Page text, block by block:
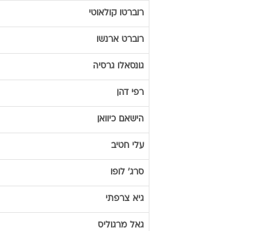
רוברטו קולאוטי
רוברט ארנשו
גונסאלו גרסיה
רפי דהן
הישאם כיוואן
עלי חטיב
סרג' לופו
גיא צרפתי
גאל מרגוליס